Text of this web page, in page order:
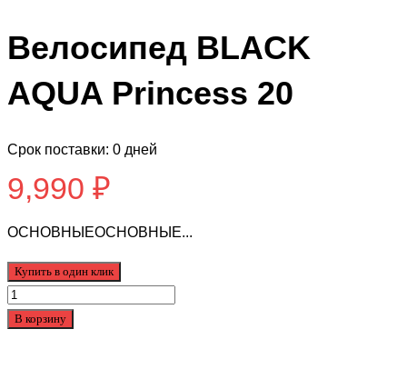
Велосипед BLACK
AQUA Princess 20
Срок поставки: 0 дней
9,990 ₽
ОСНОВНЫЕОСНОВНЫЕ...
Купить в один клик
Количество
товара
В корзину